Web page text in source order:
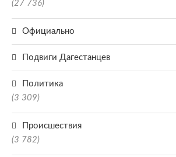
(27 736)
Официально
Подвиги Дагестанцев
Политика
(3 309)
Происшествия
(3 782)